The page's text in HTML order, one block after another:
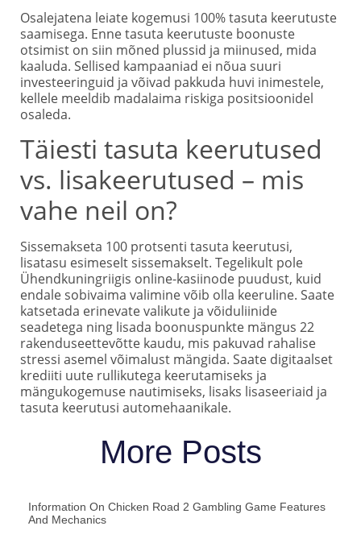
Osalejatena leiate kogemusi 100% tasuta keerutuste
saamisega. Enne tasuta keerutuste boonuste
otsimist on siin mõned plussid ja miinused, mida
kaaluda. Sellised kampaaniad ei nõua suuri
investeeringuid ja võivad pakkuda huvi inimestele,
kellele meeldib madalaima riskiga positsioonidel
osaleda.
Täiesti tasuta keerutused
vs. lisakeerutused – mis
vahe neil on?
Sissemakseta 100 protsenti tasuta keerutusi,
lisatasu esimeselt sissemakselt. Tegelikult pole
Ühendkuningriigis online-kasiinode puudust, kuid
endale sobivaima valimine võib olla keeruline. Saate
katsetada erinevate valikute ja võiduliinide
seadetega ning lisada boonuspunkte mängus 22
rakenduseettevõtte kaudu, mis pakuvad rahalise
stressi asemel võimalust mängida. Saate digitaalset
krediiti uute rullikutega keerutamiseks ja
mängukogemuse nautimiseks, lisaks lisaseeriaid ja
tasuta keerutusi automehaanikale.
More Posts
Information On Chicken Road 2 Gambling Game Features
And Mechanics